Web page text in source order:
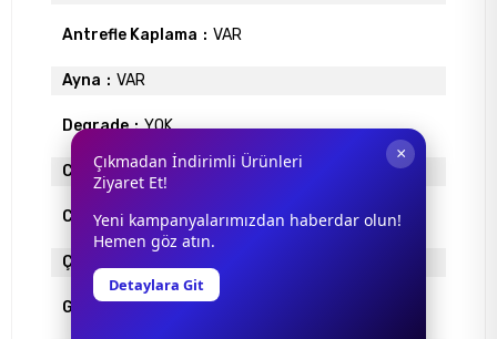
Antrefle Kaplama VAR
Ayna VAR
Degrade YOK
Cam Materyali ORGANİK
Cam Rengi GRİ
Çerçeve Materyali
Gövde Rengi PEMBE
×
Çıkmadan İndirimli Ürünleri
Ziyaret Et!
Yeni kampanyalarımızdan haberdar olun!
Hemen göz atın.
Detaylara Git